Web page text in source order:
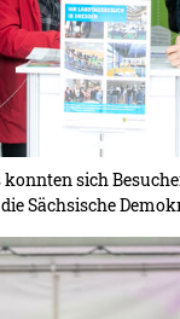
konnten sich
Sächsische